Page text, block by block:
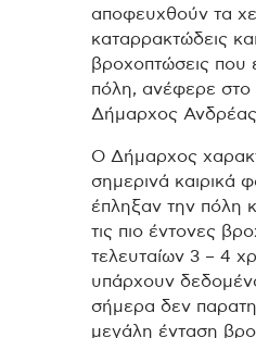
αποφευχθούν τα
καταρρακτώδεις
βροχοπτώσεις που
πόλη, ανέφερε
Δήμαρχος
Ο Δήμαρχος
σημερινά καιρικά
έπληξαν την πόλη
τις πιο έντονες
τελευταίων 3 – 4
υπάρχουν
σήμερα δεν
μεγάλη ένταση